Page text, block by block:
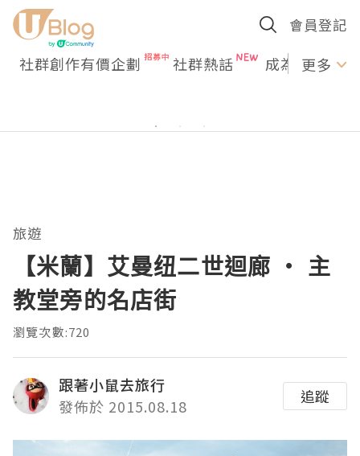
會員登記
社群創作有價企劃 社群熱話 成為U更多
旅遊
【米蘭】艾曼纽二世迴廊 ・ 主
教堂旁的名店街
瀏覽次數:720
跟著小鼠去旅行
發佈於 2015.08.18
追蹤